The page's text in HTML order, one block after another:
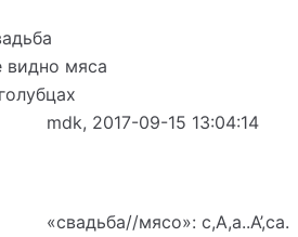
видно мяса
2017-09-15 13:04:14
мясо»: с,А,а..А’,са.